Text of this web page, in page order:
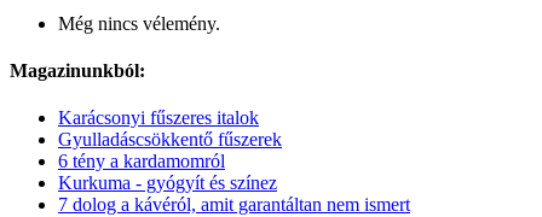
Még nincs vélemény.
Magazinunkból:
Karácsonyi fűszeres italok
Gyulladáscsökkentő fűszerek
6 tény a kardamomról
Kurkuma - gyógyít és színez
7 dolog a kávéról, amit garantáltan nem ismert